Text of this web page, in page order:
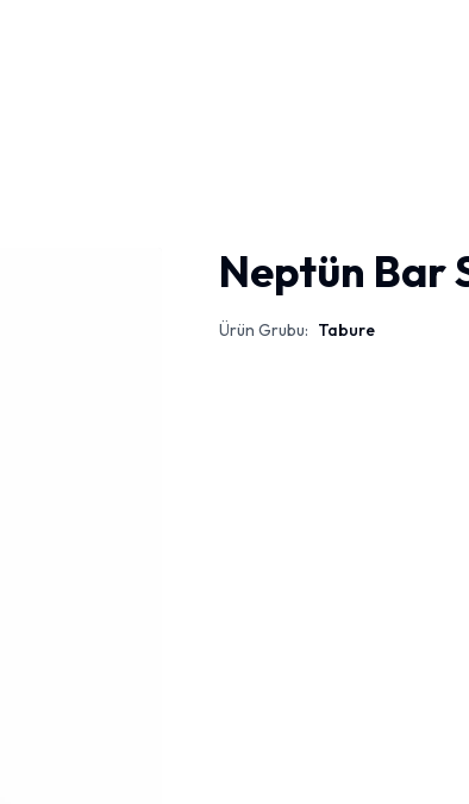
Neptün Bar
Ürün Grubu: Tabure